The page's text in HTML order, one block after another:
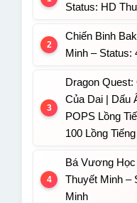
Status: HD
Chiến Binh
Minh – Status:
Dragon
Của Dai | Dấu
POPS Lồng
100 Lồng Tiếng
Bá Vương
Thuyết Minh –
Minh